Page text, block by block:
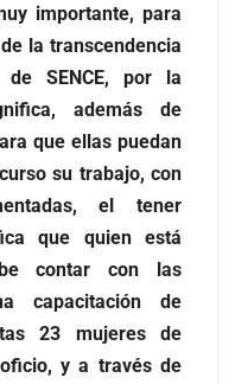
importante, para
la transcendencia
SENCE, por la
además de
que ellas puedan
su trabajo, con
el tener
que quien está
contar con las
capacitación de
23 mujeres de
y a través de